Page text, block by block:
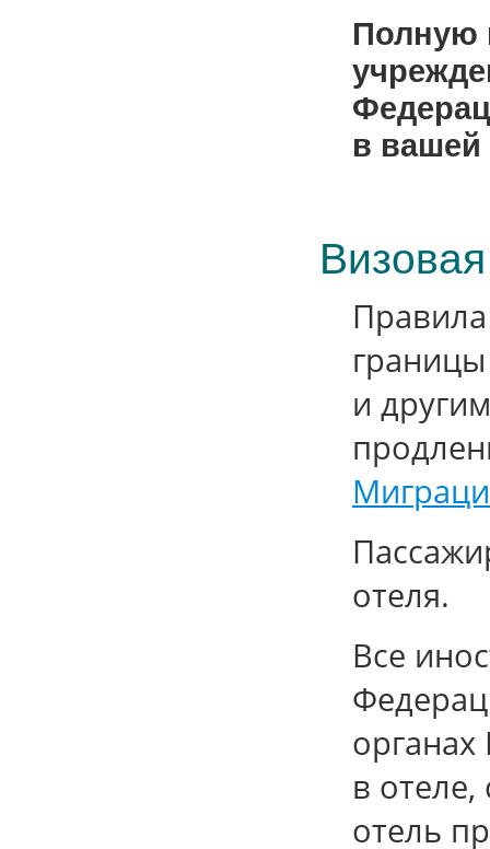
Полную
в вашей
и
отеля.
Все
в отеле,
отель